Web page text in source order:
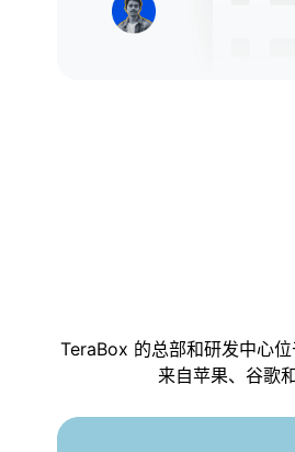
TeraBox 的总部和研发中心
来自苹果、谷歌